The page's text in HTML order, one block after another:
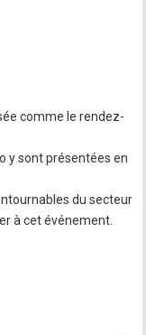
comme le rendez-
y sont présentées en
du secteur
à cet événement.